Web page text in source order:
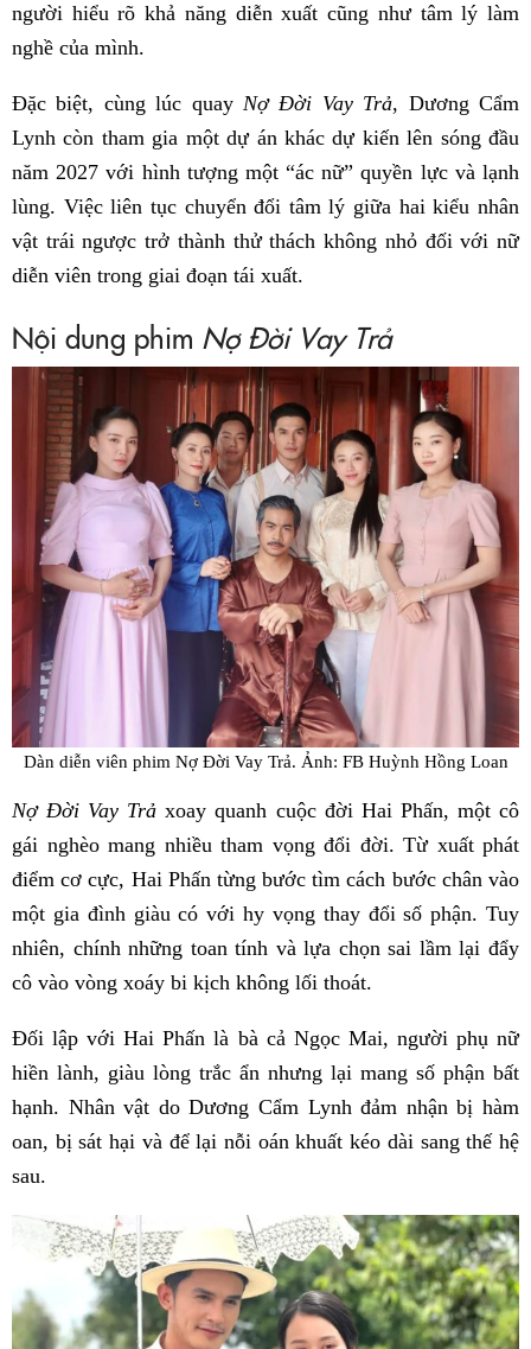
người hiểu rõ khả năng diễn xuất cũng như tâm lý làm
nghề của mình.
Đặc biệt, cùng lúc quay Nợ Đời Vay Trả, Dương Cẩm
Lynh còn tham gia một dự án khác dự kiến lên sóng đầu
năm 2027 với hình tượng một “ác nữ” quyền lực và lạnh
lùng. Việc liên tục chuyển đổi tâm lý giữa hai kiểu nhân
vật trái ngược trở thành thử thách không nhỏ đối với nữ
diễn viên trong giai đoạn tái xuất.
Nội dung phim Nợ Đời Vay Trả
Dàn diễn viên phim Nợ Đời Vay Trả. Ảnh: FB Huỳnh Hồng Loan
Nợ Đời Vay Trả xoay quanh cuộc đời Hai Phấn, một cô
gái nghèo mang nhiều tham vọng đổi đời. Từ xuất phát
điểm cơ cực, Hai Phấn từng bước tìm cách bước chân vào
một gia đình giàu có với hy vọng thay đổi số phận. Tuy
nhiên, chính những toan tính và lựa chọn sai lầm lại đẩy
cô vào vòng xoáy bi kịch không lối thoát.
Đối lập với Hai Phấn là bà cả Ngọc Mai, người phụ nữ
hiền lành, giàu lòng trắc ẩn nhưng lại mang số phận bất
hạnh. Nhân vật do Dương Cẩm Lynh đảm nhận bị hàm
oan, bị sát hại và để lại nỗi oán khuất kéo dài sang thế hệ
sau.